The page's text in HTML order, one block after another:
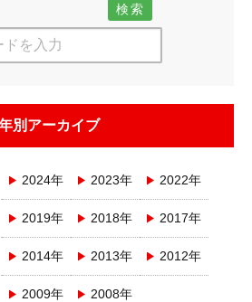
検索
別アーカイブ
2024年 2023年 2022年
2019年 2018年 2017年
2014年 2013年 2012年
2009年 2008年